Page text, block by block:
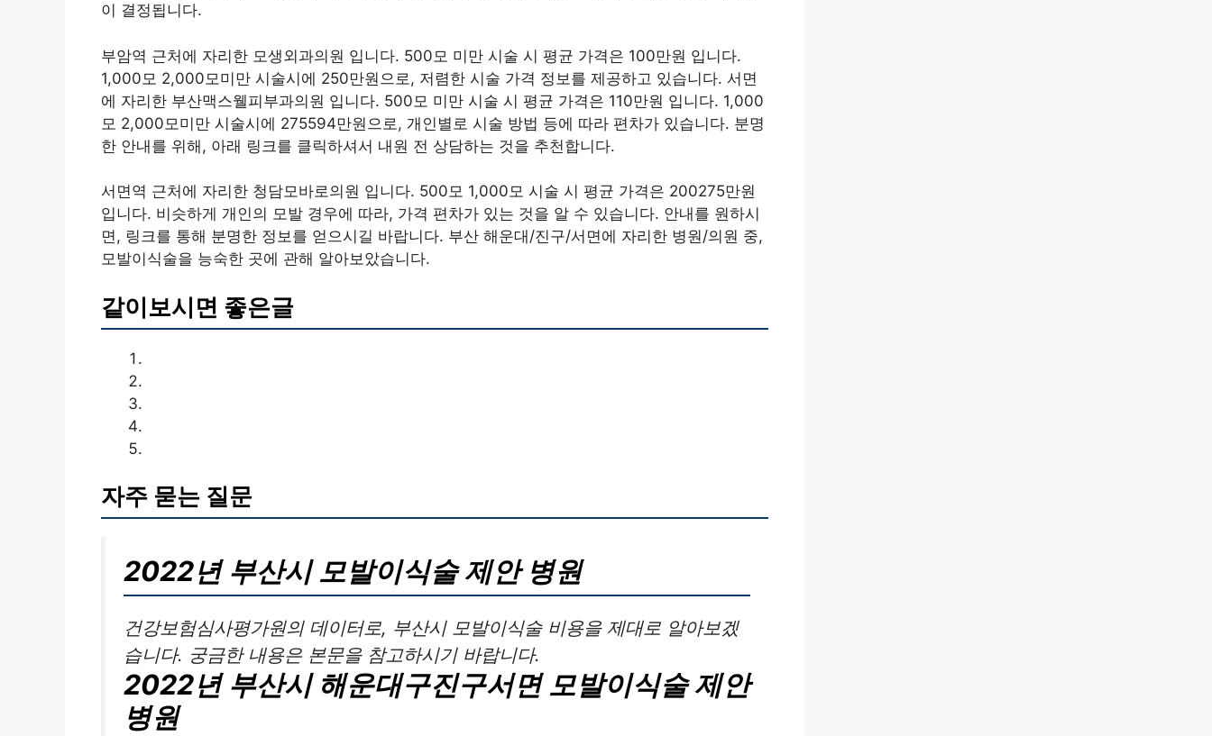
이 결정됩니다.
부암역 근처에 자리한 모생외과의원 입니다. 500모 미만 시술 시 평균 가격은 100만원 입니다.
1,000모 2,000모미만 시술시에 250만원으로, 저렴한 시술 가격 정보를 제공하고 있습니다. 서면
에 자리한 부산맥스웰피부과의원 입니다. 500모 미만 시술 시 평균 가격은 110만원 입니다. 1,000
모 2,000모미만 시술시에 275594만원으로, 개인별로 시술 방법 등에 따라 편차가 있습니다. 분명
한 안내를 위해, 아래 링크를 클릭하셔서 내원 전 상담하는 것을 추천합니다.
서면역 근처에 자리한 청담모바로의원 입니다. 500모 1,000모 시술 시 평균 가격은 200275만원
입니다. 비슷하게 개인의 모발 경우에 따라, 가격 편차가 있는 것을 알 수 있습니다. 안내를 원하시
면, 링크를 통해 분명한 정보를 얻으시길 바랍니다. 부산 해운대/진구/서면에 자리한 병원/의원 중,
모발이식술을 능숙한 곳에 관해 알아보았습니다.
같이보시면 좋은글
자주 묻는 질문
2022년 부산시 모발이식술 제안 병원
건강보험심사평가원의 데이터로, 부산시 모발이식술 비용을 제대로 알아보겠
습니다. 궁금한 내용은 본문을 참고하시기 바랍니다.
2022년 부산시 해운대구진구서면 모발이식술 제안
병원